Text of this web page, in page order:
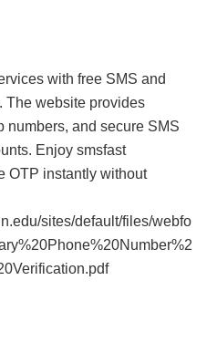
with free SMS and
The website provides
numbers, and secure SMS
Enjoy smsfast
OTP instantly without
sites/default/files/webfo